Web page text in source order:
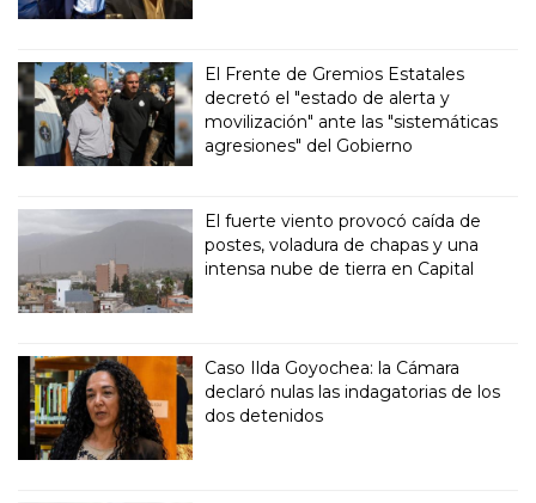
El Frente de Gremios Estatales
decretó el "estado de alerta y
movilización" ante las "sistemáticas
agresiones" del Gobierno
El fuerte viento provocó caída de
postes, voladura de chapas y una
intensa nube de tierra en Capital
Caso Ilda Goyochea: la Cámara
declaró nulas las indagatorias de los
dos detenidos